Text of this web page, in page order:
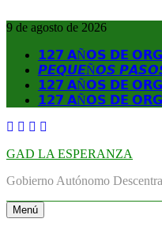
al
9 de agosto de 2026
𝟭𝟮𝟳 𝗔Ñ𝗢𝗦 𝗗𝗘
𝙋𝙀𝙌𝙐𝙀Ñ𝙊𝙎
𝟭𝟮𝟳 𝗔Ñ𝗢𝗦 𝗗𝗘
𝟭𝟮𝟳 𝗔Ñ𝗢𝗦 𝗗𝗘
GAD LA ESPERANZA
Gobierno Autónomo
Menú